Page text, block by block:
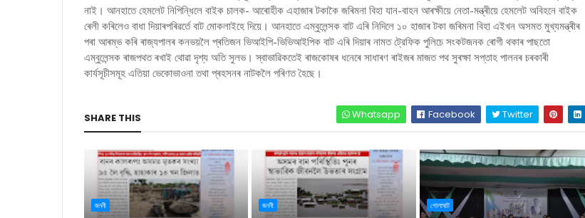
নাই। আনহাতে হেমলেট নিপিন্ধিলে বাইক চালক- আৰোহীক এহাজাৰ টকাকৈ জৰিমনা বিহা যান-বাহন আৰক্ষীয়ে নেতা-মন্ত্ৰীয়ে হেমলেট অবিহনে বাইক
ৰেলী কৰিলেও বাধা দিয়াৰপৰিৱৰ্তে বাট মোকলাইহে দিয়ে। আনহাতে এম্বুলেন্সক বাট এৰি নিদিলে ১০ হাজাৰ টকা জৰিমনা বিহা এইখন অসমত মুখ্যমন্ত্ৰীৰ
পৰা আৰম্ভ কৰি ৰাজ্যপালৰ কনভয়লৈ প্ৰতিজন ভিআইপি-ভিভিআইপিক বাট এৰি দিয়াৰ নামত ট্রেফিক পুলিচে সংকটজনক ৰোগী থকাৰ পাছতো
এম্বুলেন্সক ৰাজপথত ৰখাই থোৱা দৃশ্য অতি সুলভ। স্বাভাৱিকতেই ৰাজকোষৰ ধনেৰে সাধাৰণ ৰাইজৰ মাজত পথ সুৰক্ষা সপ্তাহ পালনৰ চৰকাৰী
কাৰ্যসূচীসমূহ এতিয়া ভেকোভাওনা তথা প্ৰহসনৰ নাটকলৈ পৰিণত হৈছে।
SHARE THIS Whatsapp Facebook Twitter
জননী জননী গোলাঘাট